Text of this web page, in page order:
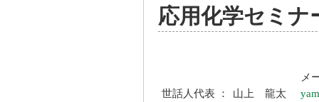
応用化学セミナ
メ
世話人代表 ：
山上 龍太